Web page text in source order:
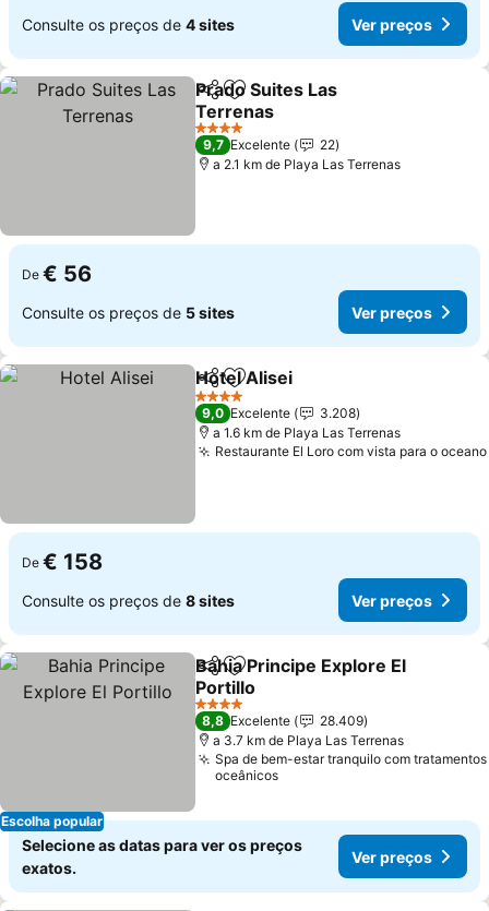
Consulte os preços de 4 sites Ver preços
PartilharAdicionar aos favoritos
Prado Suites Las
Terrenas
Ver preços
4 Estrelas
9,7 Excelente
22
a 2.1 km de Playa Las Terrenas
De € 56
Consulte os preços de 5 sites Ver preços
PartilharAdicionar aos favoritos
Hotel Alisei
4 Estrelas
9,0 Excelente
3.208
a 1.6 km de Playa Las Terrenas
Restaurante El Loro com vista para o oceano
De € 158
Consulte os preços de 8 sites Ver preços
Escolha popular
PartilharAdicionar aos favoritos
Bahia Principe Explore El
Portillo
Ver preços
4 Estrelas
8,8 Excelente
28.409
a 3.7 km de Playa Las Terrenas
Spa de bem-estar tranquilo com tratamentos
oceânicos
Selecione as datas para ver os preços
exatos.
Ver preços